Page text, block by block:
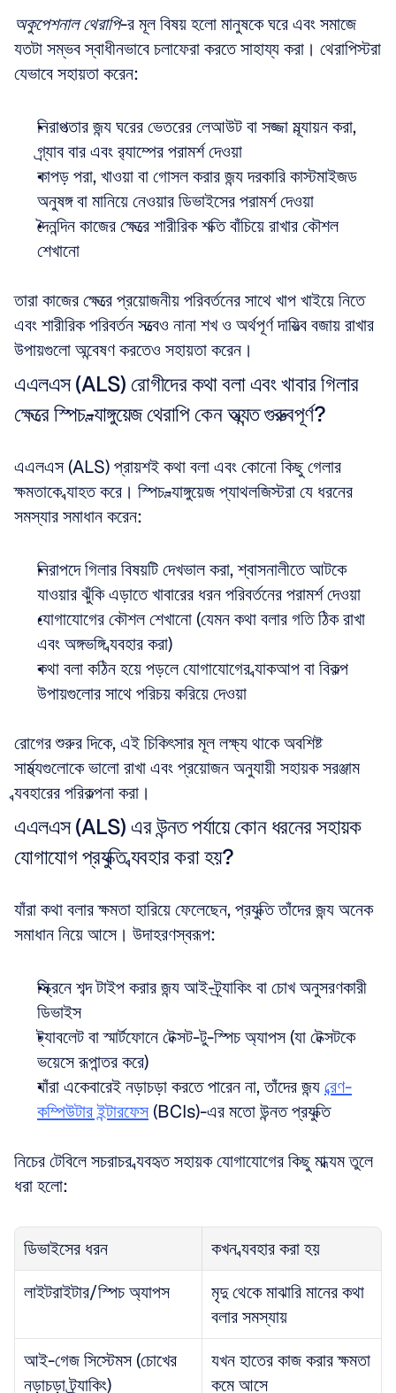
অকুপেশনাল থেরাপি-র মূল বিষয় হলো মানুষকে ঘরে এবং সমাজে
যতটা সম্ভব স্বাধীনভাবে চলাফেরা করতে সাহায্য করা। থেরাপিস্টরা
যেভাবে সহায়তা করেন:
নিরাপত্তার জন্য ঘরের ভেতরের লেআউট বা সজ্জা মূল্যায়ন করা,
গ্র্যাব বার এবং র‍্যাম্পের পরামর্শ দেওয়া
কাপড় পরা, খাওয়া বা গোসল করার জন্য দরকারি কাস্টমাইজড
অনুষঙ্গ বা মানিয়ে নেওয়ার ডিভাইসের পরামর্শ দেওয়া
দৈনন্দিন কাজের ক্ষেত্রে শারীরিক শক্তি বাঁচিয়ে রাখার কৌশল
শেখানো
তারা কাজের ক্ষেত্রে প্রয়োজনীয় পরিবর্তনের সাথে খাপ খাইয়ে নিতে
এবং শারীরিক পরিবর্তন সত্ত্বেও নানা শখ ও অর্থপূর্ণ দায়িত্ব বজায় রাখার
উপায়গুলো অন্বেষণ করতেও সহায়তা করেন।
এএলএস (ALS) রোগীদের কথা বলা এবং খাবার গিলার
ক্ষেত্রে স্পিচ-ল্যাঙ্গুয়েজ থেরাপি কেন অত্যন্ত গুরুত্বপূর্ণ?
এএলএস (ALS) প্রায়শই কথা বলা এবং কোনো কিছু গেলার
ক্ষমতাকে ব্যাহত করে। স্পিচ-ল্যাঙ্গুয়েজ প্যাথলজিস্টরা যে ধরনের
সমস্যার সমাধান করেন:
নিরাপদে গিলার বিষয়টি দেখভাল করা, শ্বাসনালীতে আটকে
যাওয়ার ঝুঁকি এড়াতে খাবারের ধরন পরিবর্তনের পরামর্শ দেওয়া
যোগাযোগের কৌশল শেখানো (যেমন কথা বলার গতি ঠিক রাখা
এবং অঙ্গভঙ্গি ব্যবহার করা)
কথা বলা কঠিন হয়ে পড়লে যোগাযোগের ব্যাকআপ বা বিকল্প
উপায়গুলোর সাথে পরিচয় করিয়ে দেওয়া
রোগের শুরুর দিকে, এই চিকিৎসার মূল লক্ষ্য থাকে অবশিষ্ট
সামর্থ্যগুলোকে ভালো রাখা এবং প্রয়োজন অনুযায়ী সহায়ক সরঞ্জাম
ব্যবহারের পরিকল্পনা করা।
এএলএস (ALS) এর উন্নত পর্যায়ে কোন ধরনের সহায়ক
যোগাযোগ প্রযুক্তি ব্যবহার করা হয়?
যাঁরা কথা বলার ক্ষমতা হারিয়ে ফেলেছেন, প্রযুক্তি তাঁদের জন্য অনেক
সমাধান নিয়ে আসে। উদাহরণস্বরূপ:
স্ক্রিনে শব্দ টাইপ করার জন্য আই-ট্র্যাকিং বা চোখ অনুসরণকারী
ডিভাইস
ট্যাবলেট বা স্মার্টফোনে টেক্সট-টু-স্পিচ অ্যাপস (যা টেক্সটকে
ভয়েসে রূপান্তর করে)
যাঁরা একেবারেই নড়াচড়া করতে পারেন না, তাঁদের জন্য ব্রেণ-
কম্পিউটার ইন্টারফেস (BCIs)-এর মতো উন্নত প্রযুক্তি
নিচের টেবিলে সচরাচর ব্যবহৃত সহায়ক যোগাযোগের কিছু মাধ্যম তুলে
ধরা হলো:
ডিভাইসের ধরন
কখন ব্যবহার করা হয়
লাইটরাইটার/স্পিচ অ্যাপস
মৃদু থেকে মাঝারি মানের কথা
বলার সমস্যায়
আই-গেজ সিস্টেমস (চোখের
নড়াচড়া ট্র্যাকিং)
যখন হাতের কাজ করার ক্ষমতা
কমে আসে